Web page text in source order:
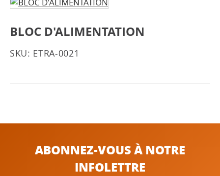
BLOC D'ALIMENTATION
SKU: ETRA-0021
ABONNEZ-VOUS À NOTRE
INFOLETTRE